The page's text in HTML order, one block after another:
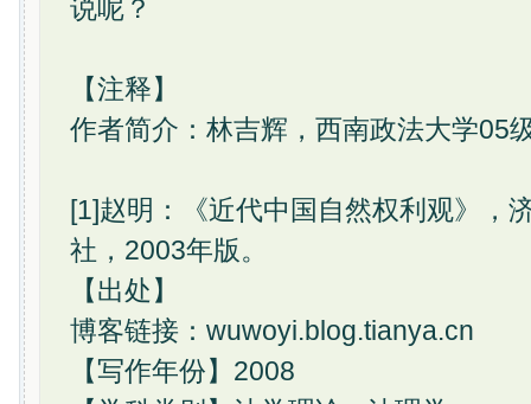
说呢？
【注释】
作者简介：林吉辉，西南政法大学05
[1]赵明：《近代中国自然权利观》，
社，2003年版。
【出处】
博客链接：wuwoyi.blog.tianya.cn
【写作年份】2008